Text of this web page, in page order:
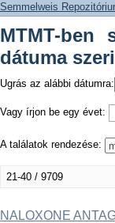
Semmelweis
MTMT-ben
dátuma
Ugrás az alábbi dátumra:
Vagy írjon be egy évet:
A találatok rendezése:
21-40 / 9709
NALOXONE